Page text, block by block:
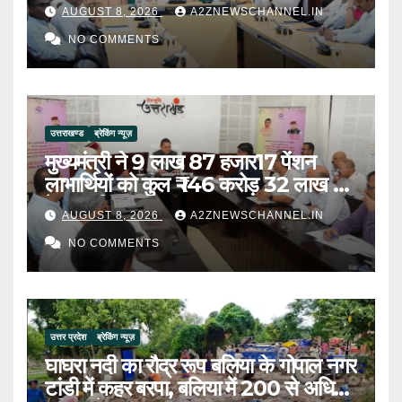
AUGUST 8, 2026 A2ZNEWSCHANNEL.IN
NO COMMENTS
उत्तराखण्ड ब्रेकिंग न्यूज़
मुख्यमंत्री ने 9 लाख 87 हजार17 पेंशन
लाभार्थियों को कुल ₹ 146 करोड़ 32 लाख की
पेंशन राशि का किया भुगतान
AUGUST 8, 2026 A2ZNEWSCHANNEL.IN
NO COMMENTS
उत्तर प्रदेश ब्रेकिंग न्यूज़
घाघरा नदी का रौद्र रूप बलिया के गोपाल नगर
टांडी में कहर बरपा, बलिया में 200 से अधिक